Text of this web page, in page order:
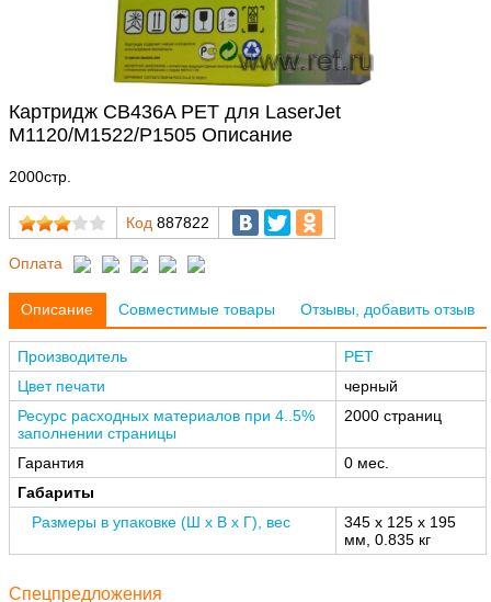
Картридж CB436A РЕТ для LaserJet
M1120/M1522/P1505 Описание
2000стр.
Код 887822
Оплата
Описание Совместимые товары Отзывы, добавить отзыв
Производитель
РЕТ
Цвет печати
черный
Ресурс расходных материалов при 4..5%
заполнении страницы
2000 страниц
Гарантия
0 мес.
Габариты
Размеры в упаковке (Ш x В x Г), вес
345 x 125 x 195
мм, 0.835 кг
Спецпредложения